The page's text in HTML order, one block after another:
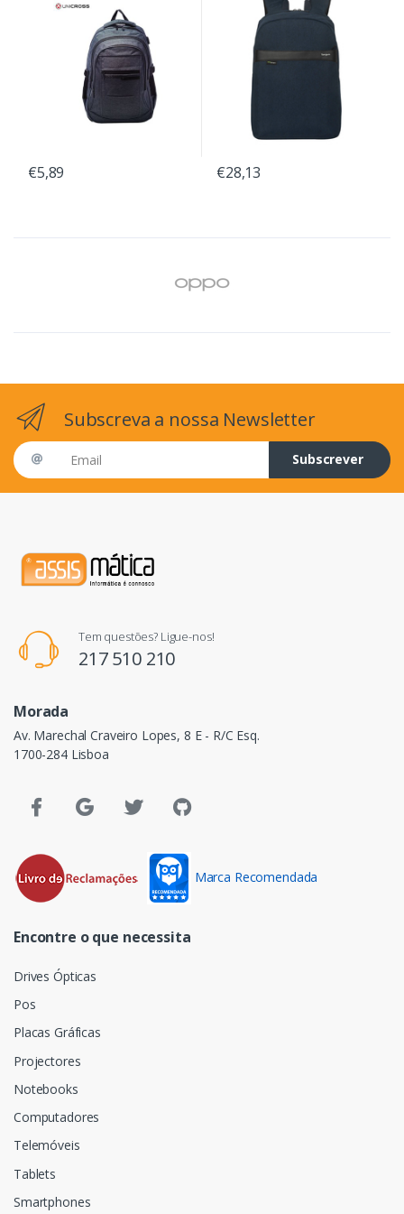
€5,89 €28,13
Subscreva a nossa Newsletter
Email address
Subscrever
Tem questões? Ligue-nos!
217 510 210
Morada
Av. Marechal Craveiro Lopes, 8 E - R/C Esq.
1700-284 Lisboa
Marca Recomendada
Encontre o que necessita
Drives Ópticas
Pos
Placas Gráficas
Projectores
Notebooks
Computadores
Telemóveis
Tablets
Smartphones